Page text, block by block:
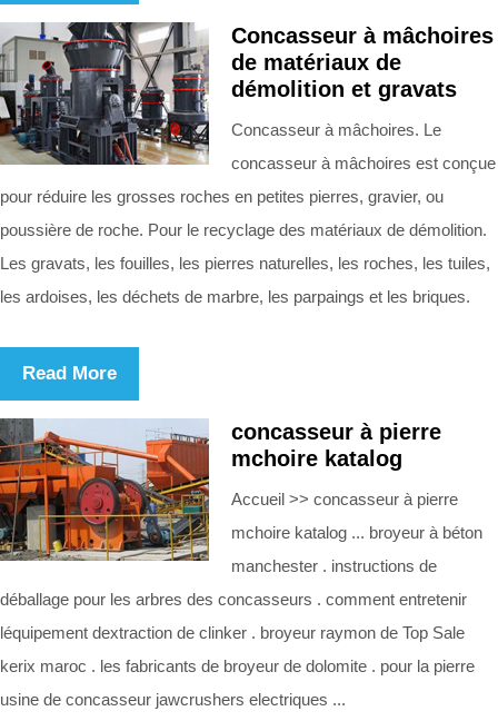
Concasseur à mâchoires
de matériaux de
démolition et gravats
Concasseur à mâchoires. Le
concasseur à mâchoires est conçue
pour réduire les grosses roches en petites pierres, gravier, ou
poussière de roche. Pour le recyclage des matériaux de démolition.
Les gravats, les fouilles, les pierres naturelles, les roches, les tuiles,
les ardoises, les déchets de marbre, les parpaings et les briques.
Read More
concasseur à pierre
mchoire katalog
Accueil >> concasseur à pierre
mchoire katalog ... broyeur à béton
manchester . instructions de
déballage pour les arbres des concasseurs . comment entretenir
léquipement dextraction de clinker . broyeur raymon de Top Sale
kerix maroc . les fabricants de broyeur de dolomite . pour la pierre
usine de concasseur jawcrushers electriques ...